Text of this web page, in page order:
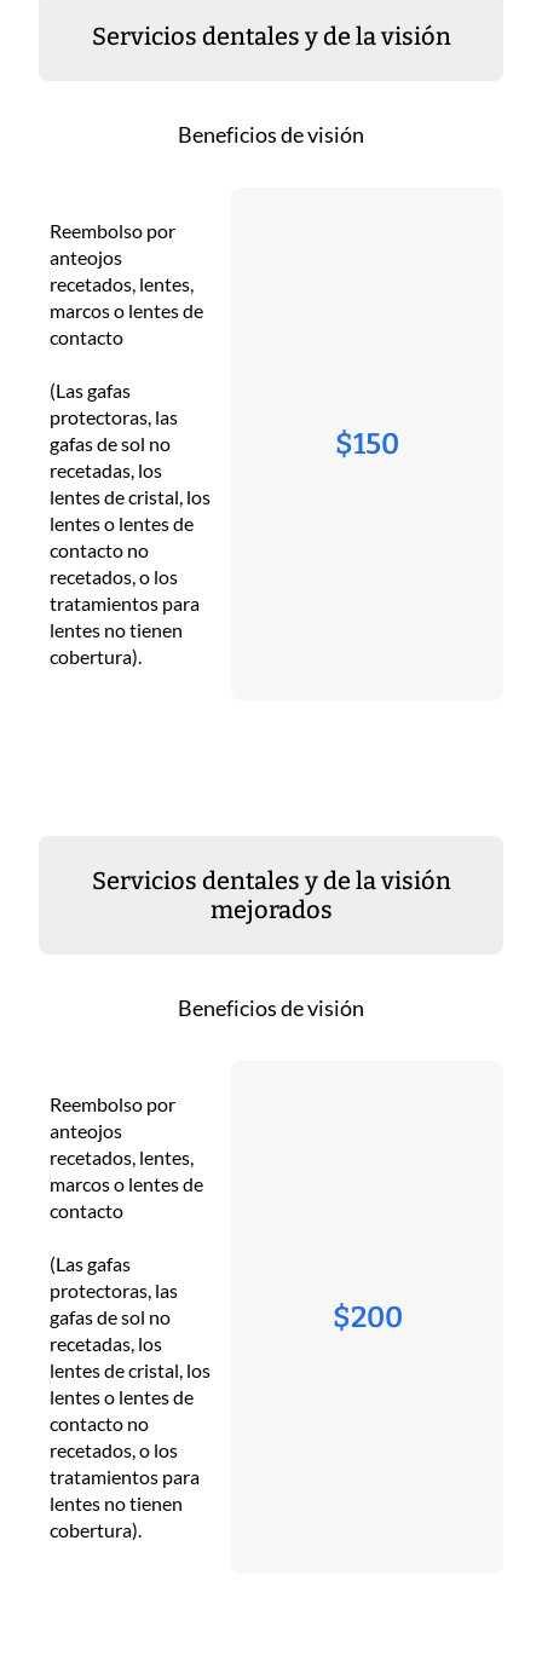
Servicios dentales y de la visión
Beneficios de visión
Reembolso por
anteojos
recetados, lentes,
marcos o lentes de
contacto
(Las gafas
protectoras, las
gafas de sol no
recetadas, los
lentes de cristal, los
lentes o lentes de
contacto no
recetados, o los
tratamientos para
lentes no tienen
cobertura).
$150
Servicios dentales y de la visión
mejorados
Beneficios de visión
Reembolso por
anteojos
recetados, lentes,
marcos o lentes de
contacto
(Las gafas
protectoras, las
gafas de sol no
recetadas, los
lentes de cristal, los
lentes o lentes de
contacto no
recetados, o los
tratamientos para
lentes no tienen
cobertura).
$200